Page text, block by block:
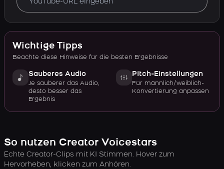
Wichtige Tipps
Beachte diese Hinweise für die besten Ergebnisse
Sauberes Audio
Je sauberer das Audio,
desto besser das
Ergebnis
Pitch-Einstellungen
Für männlich/weiblich-
Konvertierung anpassen
So nutzen Creator Voicestars
Echte Creator-Clips mit KI Stimmen. Hover zum
Hervorheben, klicken zum Anhören.